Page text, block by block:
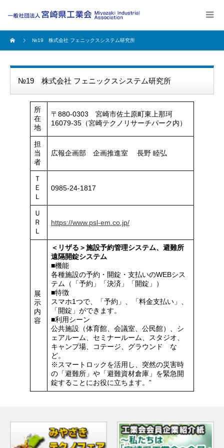
№19 株式会社 フェニックスシステム研究所
№19 株式会社 フェニックスシステム研究所
所
在
地
〒880-0303 宮崎市佐土原町東上那珂
16079-35（宮崎テクノリサーチパーク内）
担
当
者
広報企画部 企画推進室 長野 睦弘
Ｔ
Ｅ
Ｌ
0985-24-1817
Ｕ
Ｒ
Ｌ
https://www.psl-em.co.jp/
展
示
内
容
＜リザる＞施設予約管理システム、避難所
遠隔開錠システム
■機能
各種施設の予約・開錠・支払いのWEBシス
テム（「予約」「決済」「開錠」）
■特徴
スマホ1つで、「予約」、「料金支払い」、
「開錠」ができます。
■利用シーン
公共施設（体育館、会議室、公民館）、シ
ェアルーム、セミナールーム、スタジオ、
キャンプ場、コテージ、グラウンド な
ど。
※スマートロックを活用し、突然の災害時
の「避難所」や「避難資材倉庫」を緊急開
錠することにお役に立ちます。”